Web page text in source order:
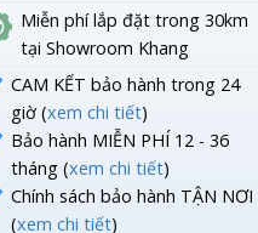
Miễn phí lắp đặt trong 30km
tại Showroom Khang
CAM KẾT bảo hành trong 24
giờ (xem chi tiết)
Bảo hành MIỄN PHÍ 12 - 36
tháng (xem chi tiết)
Chính sách bảo hành TẬN NƠI
(xem chi tiết)